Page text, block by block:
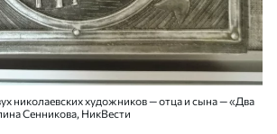
николаевских художников — отца и сына — «Два
Сенникова, НикВести